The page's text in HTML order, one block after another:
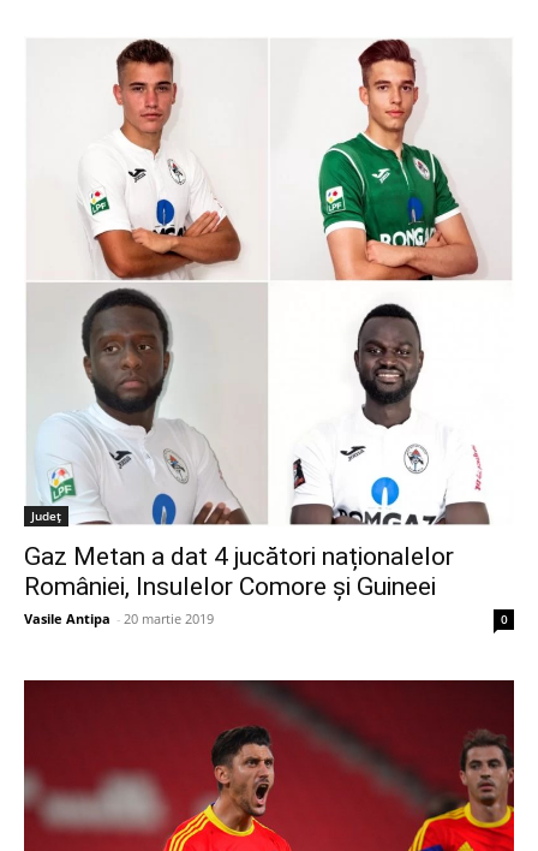
Judeţ
Gaz Metan a dat 4 jucători naționalelor
României, Insulelor Comore și Guineei
Vasile Antipa - 20 martie 2019 0